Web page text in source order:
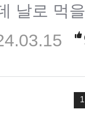
날로 먹
1